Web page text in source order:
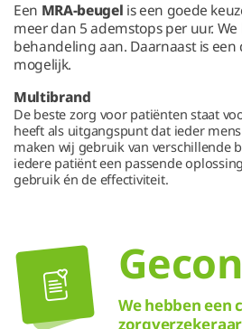
Een MRA-beugel is een goede
meer dan 5 ademstops per uur.
behandeling aan. Daarnaast is een
mogelijk.
Multibrand
De beste zorg voor patiënten staat
heeft als uitgangspunt dat ieder
maken wij gebruik van verschillende
iedere patiënt een passende
gebruik én de effectiviteit.
We hebben een